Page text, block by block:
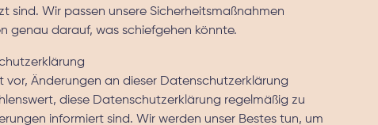
sind. Wir passen unsere Sicherheitsmaßnahmen
genau darauf, was schiefgehen könnte.
vor, Änderungen an dieser Datenschutzerklärung
diese Datenschutzerklärung regelmäßig zu
informiert sind. Wir werden unser Bestes tun, um